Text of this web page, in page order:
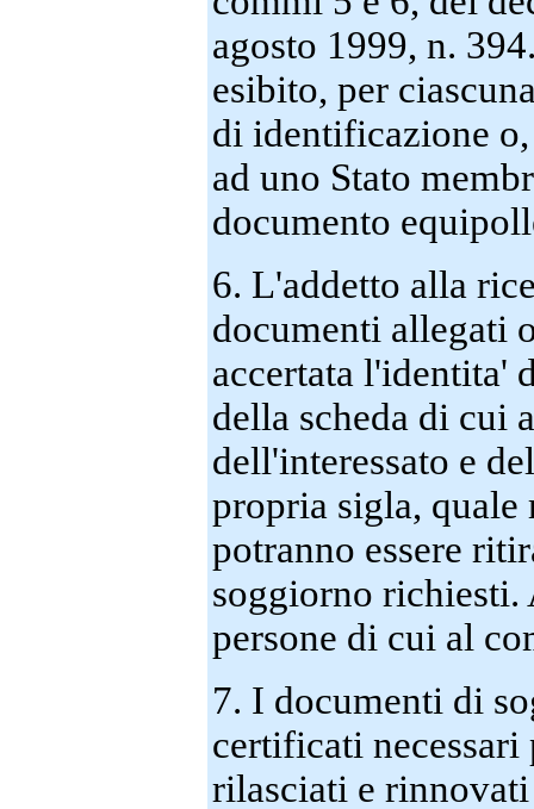
agosto 1999, n.
esibito, per
di identificazione o,
ad uno Stato
documento
6. L'addetto alla
documenti allegati
accertata l'identita'
della scheda di cui
dell'interessato e
propria sigla,
potranno essere
soggiorno richiesti.
persone di cui al
7. I documenti di
certificati
rilasciati e